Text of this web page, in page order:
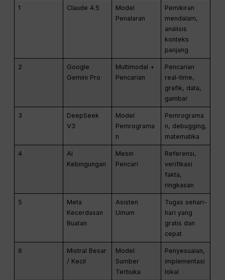
1 Claude 4.5
Model
Penalaran
Pemikiran
mendalam,
analisis
konteks
panjang
2
Google
Gemini Pro
Multimodal +
Pencarian
Pencarian
real-time,
grafik, data,
gambar
3
DeepSeek
V3
Model
Pemrograma
n
Pemrograma
n, debugging,
matematika
4
AI
Kebingungan
Mesin
Pencari
Referensi,
verifikasi
fakta,
ringkasan
5
Meta
Kecerdasan
Buatan
Asisten
Umum
Tugas sehari-
hari yang
gratis dan
cepat
6
Mistral Besar
/ Kecil
Model
Sumber
Terbuka
Penyesuaian,
implementasi
lokal